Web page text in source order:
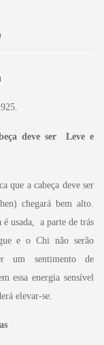
deve ser Leve e
que a cabeça deve ser
chegará bem alto.
é usada, a parte de trás
e o Chi não serão
um sentimento de
essa energia sensível
elevar-se.